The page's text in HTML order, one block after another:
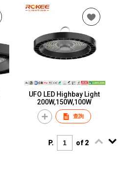
UFO LED Highbay Light
200W,150W,100W
查詢
P. of 2